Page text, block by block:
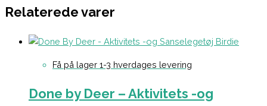
Relaterede varer
Få på lager 1-3 hverdages levering
Done by Deer – Aktivitets -og